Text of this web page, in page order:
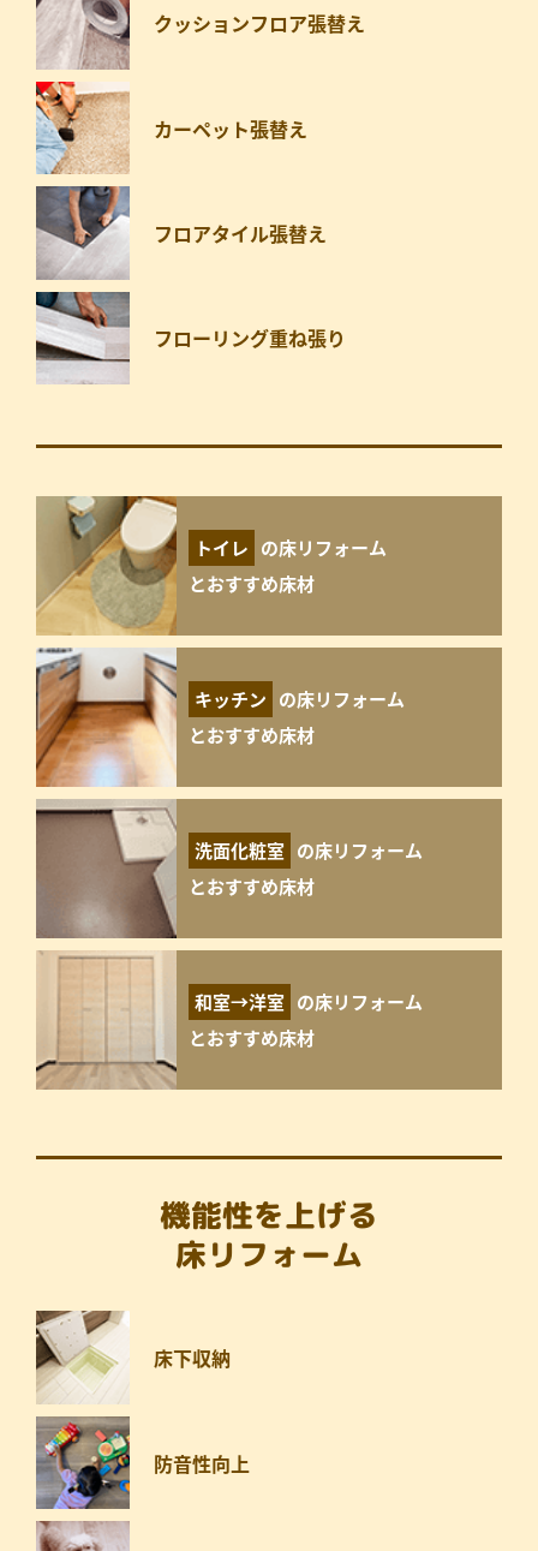
クッションフロア張替え
カーペット張替え
フロアタイル張替え
フローリング重ね張り
トイレ の床リフォーム
とおすすめ床材
キッチン の床リフォーム
とおすすめ床材
洗面化粧室 の床リフォーム
とおすすめ床材
和室→洋室 の床リフォーム
とおすすめ床材
機能性を上げる
床リフォーム
床下収納
防音性向上